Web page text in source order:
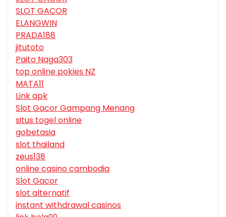
SLOT GACOR
ELANGWIN
PRADA188
jitutoto
Paito Naga303
top online pokies NZ
MATA11
Link apk
Slot Gacor Gampang Menang
situs togel online
gobetasia
slot thailand
zeus138
online casino cambodia
Slot Gacor
slot alternatif
instant withdrawal casinos